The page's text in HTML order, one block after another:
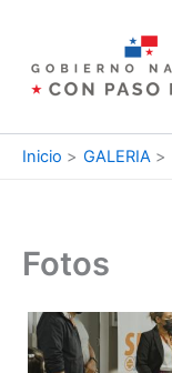
contenido
Inicio GALERIA
Fotos